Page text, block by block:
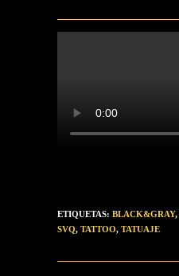
ETIQUETAS: BLACK&GRAY,
SVQ, TATTOO, TATUAJE